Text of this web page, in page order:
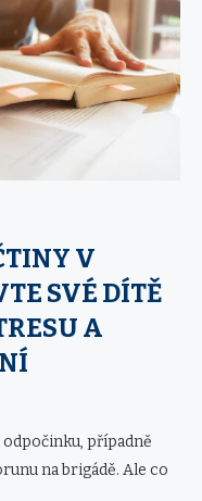
V
SVÉ DÍTĚ
A
případně
na brigádě. Ale co